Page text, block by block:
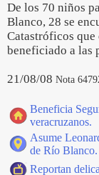
De los 70 niños
Blanco, 28 se
Catastróficos que
beneficiado a las
21/08/08 Nota
Beneficia
veracruzanos.
Asume
de Río Blanco.
Reportan